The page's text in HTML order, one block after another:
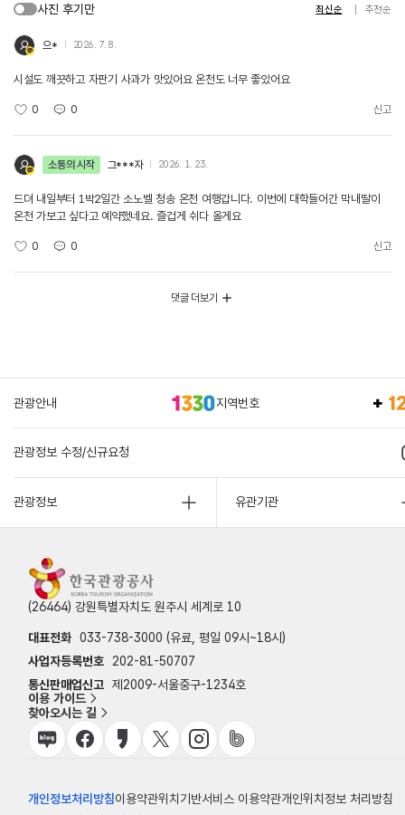
사진 후기만 최신순 추천순
으* 2026. 7. 8.
시설도 깨끗하고 자판기 사과가 맛있어요 온천도 너무 좋았어요
0 0 신고
소통의 시작 그***자 2026. 1. 23.
드뎌 내일부터 1박2일간 소노벨 청송 온천 여행갑니다. 이번에 대학들어간 막내딸이
온천 가보고 싶다고 예약했네요. 즐겁게 쉬다 올게요
0 0 신고
댓글 더보기
관광안내 지역번호
관광정보 수정/신규요청
관광정보 유관기관
(26464) 강원특별자치도 원주시 세계로 10
대표전화 033-738-3000 (유료, 평일 09시~18시)
사업자등록번호
202-81-50707
통신판매업신고 제2009-서울중구-1234호
이용 가이드
찾아오시는 길
개인정보처리방침이용약관위치기반서비스 이용약관개인위치정보 처리방침